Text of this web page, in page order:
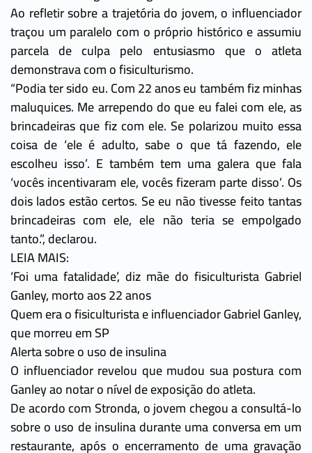
Ao refletir sobre a trajetória do jovem, o influenciador
traçou um paralelo com o próprio histórico e assumiu
parcela de culpa pelo entusiasmo que o atleta
demonstrava com o fisiculturismo.
“Podia ter sido eu. Com 22 anos eu também fiz minhas
maluquices. Me arrependo do que eu falei com ele, as
brincadeiras que fiz com ele. Se polarizou muito essa
coisa de ‘ele é adulto, sabe o que tá fazendo, ele
escolheu isso’. E também tem uma galera que fala
‘vocês incentivaram ele, vocês fizeram parte disso’. Os
dois lados estão certos. Se eu não tivesse feito tantas
brincadeiras com ele, ele não teria se empolgado
tanto.”, declarou.
LEIA MAIS:
‘Foi uma fatalidade’, diz mãe do fisiculturista Gabriel
Ganley, morto aos 22 anos
Quem era o fisiculturista e influenciador Gabriel Ganley,
que morreu em SP
Alerta sobre o uso de insulina
O influenciador revelou que mudou sua postura com
Ganley ao notar o nível de exposição do atleta.
De acordo com Stronda, o jovem chegou a consultá-lo
sobre o uso de insulina durante uma conversa em um
restaurante, após o encerramento de uma gravação